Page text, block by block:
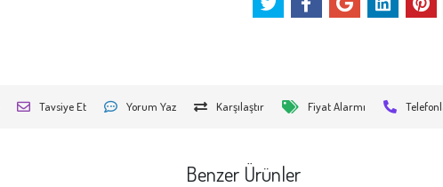
Tavsiye Et Yorum Yaz Karşılaştır Fiyat Alarmı
Benzer Ürünler